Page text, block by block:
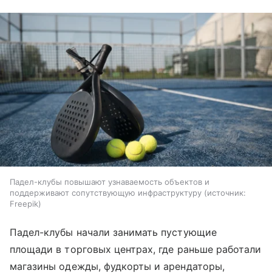
Падел-клубы повышают узнаваемость объектов и
поддерживают сопутствующую инфраструктуру
источник:
Freepik
Падел-клубы начали занимать пустующие
площади в торговых центрах, где раньше работали
магазины одежды, фудкорты и арендаторы,